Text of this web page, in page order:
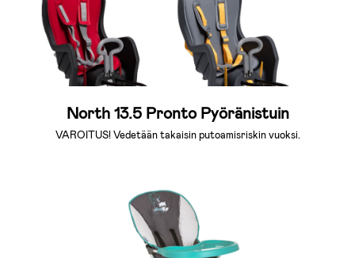
North 13.5 Pronto Pyöränistuin
VAROITUS! Vedetään takaisin putoamisriskin vuoksi.